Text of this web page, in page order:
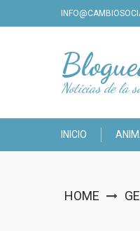
Noticias de la
INICIO
HOME